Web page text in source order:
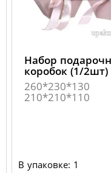
Набор
коробок (1/
260*230*130
210*210*110
В упаковке: 1